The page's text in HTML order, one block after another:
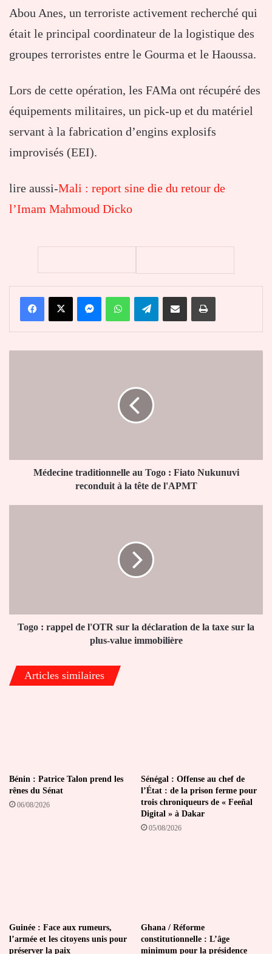
Abou Anes, un terroriste activement recherché qui
était le principal coordinateur de la logistique des
groupes terroristes entre le Gourma et le Haoussa.
Lors de cette opération, les FAMa ont récupéré des
équipements militaires, un pick-up et du matériel
servant à la fabrication d’engins explosifs
improvisés (EEI).
lire aussi-Mali : report sine die du retour de
l’Imam Mahmoud Dicko
FacebookX MessengerWhatsAppTelegramPartager par email Imprimer
à
Médecine traditionnelle au Togo : Fiato Nukunuvi
reconduit à la tête de l'APMT
de
plus-
Togo : rappel de l'OTR sur la déclaration de la taxe sur la
plus-value immobilière
Articles similaires
Bénin : Patrice Talon prend les
rênes du Sénat
06/08/2026
Sénégal : Offense au chef de
l’État : de la prison ferme pour
trois chroniqueurs de « Feeñal
Digital » à Dakar
05/08/2026
Guinée : Face aux rumeurs,
l’armée et les citoyens unis pour
préserver la paix
Ghana / Réforme
constitutionnelle : L’âge
minimum pour la présidence